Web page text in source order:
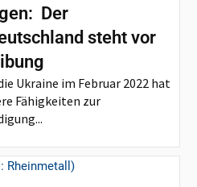
Der
steht vor
Ukraine im Februar 2022 hat
Fähigkeiten zur